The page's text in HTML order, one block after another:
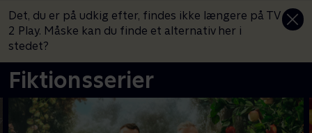
Det, du er på udkig efter, findes ikke længere på TV
2 Play. Måske kan du finde et alternativ her i
stedet?
Fiktionsserier